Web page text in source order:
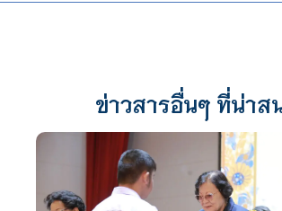
ข่าวสารอื่นๆ ที่น่าส